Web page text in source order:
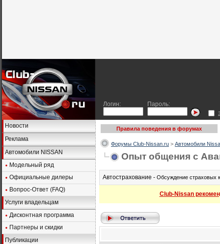
Логин: Пароль:
Новости
Реклама
Автомобили NISSAN
Модельный ряд
Официальные дилеры
Вопрос-Ответ (FAQ)
Услуги владельцам
Дисконтная программа
Партнеры и скидки
Публикации
Правила поведения в форумах
Форумы Club-Nissan.ru > Автомобили
Опыт общения с
Автострахование - Обсуждение страховых
Club-Nissan